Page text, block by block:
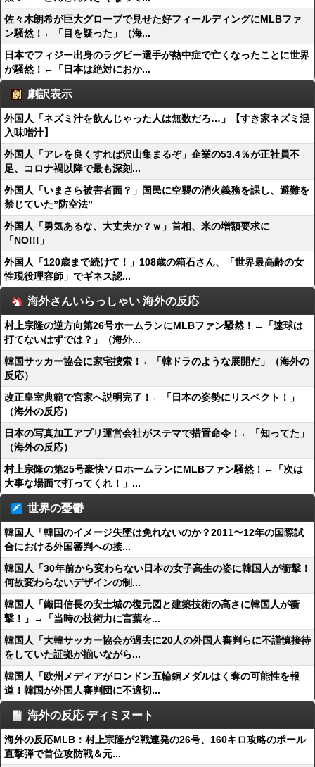
佐々木朗希が巨大グローブで見せた好フィールディングにMLBファ
ン騒然！←「目を疑った」（海...
日本でフィジー出身のラグビー選手が熱中症で亡くなったことに世界
が騒然！←「日本は絶対におか...
劇訳表示
外国人「ネズミ汁を飲んじゃった人は無数だろ…」【すき家ネズミ混
入味噌汁】
外国人「アレを良くすれば沢山集まるぞ」企業の53.4％が正社員不
足、コロナ禍以降で最も深刻...
外国人「いまさら被害者面？」国民に空襲の消火義務を課し、避難を
禁じていた”防空法”
外国人「勇気あるな、大丈夫か？ｗ」首相、米の増額要求に
「NO!!!」
外国人「120歳まで続けて！」108歳の箱石さん、「世界最高齢の女
性現役理容師」でギネス認...
海外さんいらっしゃい 海外の反応
村上宗隆の逆方向第26号ホームランにMLBファン騒然！←「速球は
打てないはずでは？」（海外...
韓国サッカー協会に家宅捜索！←「韓ドラのような展開だ」（海外の
反応）
改正皇室典範で宮家へ説明完了！←「日本の姿勢にリスペクト！」
（海外の反応）
日本の写真加工アプリ運営会社がステマで措置命令！←「知ってた」
（海外の反応）
村上宗隆の第25号豪快ソロホームランにMLBファン騒然！←「次は
大事な場面で打ってくれ！」...
世界の憂鬱
韓国人「韓国のイメージ失墜は免れないのか？2011〜12年の国際試
合における外国審判への接...
韓国人「30年前から変わらない日本の女子高生の姿に韓国人が衝撃！
何故変わらないデザインの制...
韓国人「織田信長の安土城の復元図と建築技術の高さに韓国人が衝
撃！」→「当時の技術力に言葉を...
韓国人「大韓サッカー協会が過去に20人の外国人審判らに不謹慎接待
をしていた証拠が揃いながら...
韓国人「欧州メディアがロンドン五輪銅メダルはく奪の可能性を報
道！韓国が外国人審判団に不適切...
海外の反応 ディミヌート
海外の反応MLB：村上宗隆が2戦連発の26号、160キロ攻略のポール
直撃弾で首位攻防戦＆元...